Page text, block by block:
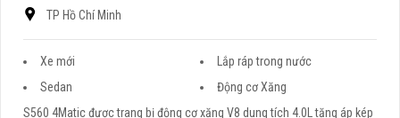
TP Hồ Chí Minh
Xe mới
Lắp ráp trong nước
Sedan
Động cơ Xăng
S560 4Matic được trang bị động cơ xăng V8 dung tích 4.0L tăng áp kép